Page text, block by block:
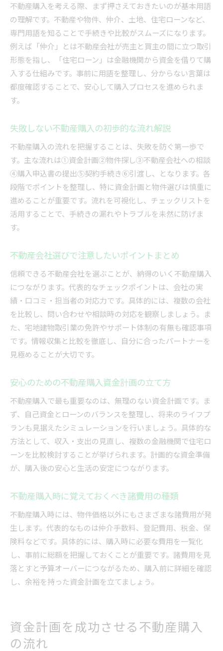
納得できる物件選びのコツを徹底解説
不動産購入で物件選びに失敗しない基準とは
物件比較で役立つ不動産購入のチェックリスト
中古と新築不動産購入のメリットと注意点
不動産購入時に見るべき立地と周辺環境の重要
性
不動産購入で注意したい契約上のリスク管理
やめた方がいい不動産会社の特徴と見分け方
不動産購入時に起こりやすいトラブル例と対策
不動産購入の流れで誤解しやすい点を整理
不動産会社が嫌がる行動と信頼関係の築き方
中古物件の購入を検討する際のポイント
中古物件の不動産購入時に見る法的なポイント
中古不動産購入の資金計画と諸費用の考え方
中古物件の内見で失敗しない不動産購入術
不動産の諸費用や税金を賢く把握する方法
不動産購入時に必要な諸費用内訳を徹底解説
不動産購入でかかる税金の種類と計算方法
諸費用や税金を抑える不動産購入のコツとは
不動産購入の流れと諸費用発生タイミング
不動産購入を考える際、まず押さえておきたいのが基本用語
の理解です。不動産や物件、仲介、土地、住宅ローンなど、
専門用語を知ることで手続きや比較がスムーズになります。
例えば「仲介」とは不動産会社が売主と買主の間に立つ取引
形態を指し、「住宅ローン」は金融機関から資金を借りて購
入する仕組みです。事前に用語を整理し、分からない言葉は
都度確認することで、安心して購入プロセスを進められま
す。
失敗しない不動産購入の初歩的な流れ解説
不動産購入の流れを把握することは、失敗を防ぐ第一歩で
す。主な流れは①資金計画②物件探し③不動産会社への相談
④購入申込書の提出⑤契約手続き⑥引渡し、となります。各
段階でポイントを整理し、特に資金計画と物件選びは慎重に
進めることが重要です。流れを可視化し、チェックリストを
活用することで、手続きの漏れやトラブルを未然に防げま
す。
不動産会社選びで注意したいポイントまとめ
信頼できる不動産会社を選ぶことが、納得のいく不動産購入
につながります。代表的なチェックポイントは、会社の実
績・口コミ・担当者の対応力です。具体的には、複数の会社
を比較し、問い合わせや相談時の対応を観察しましょう。ま
た、宅地建物取引業の免許やサポート体制の有無も確認事項
です。情報収集と比較を徹底し、自分に合ったパートナーを
見極めることが大切です。
安心のための不動産購入資金計画の立て方
不動産購入で最も重要なのは、無理のない資金計画です。ま
ず、自己資金とローンのバランスを整理し、将来のライフプ
ランも見据えたシミュレーションを行いましょう。具体的な
方法として、収入・支出の見直し、複数の金融機関で住宅ロ
ーンを比較検討することが挙げられます。計画的な資金準備
が、購入後の安心と生活の安定につながります。
不動産購入時に覚えておくべき諸費用の種類
不動産購入時には、物件価格以外にもさまざまな諸費用が発
生します。代表的なものは仲介手数料、登記費用、税金、保
険料などです。具体的には、購入時に必要な費用を一覧化
し、事前に総額を把握しておくことが重要です。諸費用を見
落とすと予算オーバーにつながるため、購入前に詳細を確認
し、余裕を持った資金計画を立てましょう。
資金計画を成功させる不動産購入
の流れ